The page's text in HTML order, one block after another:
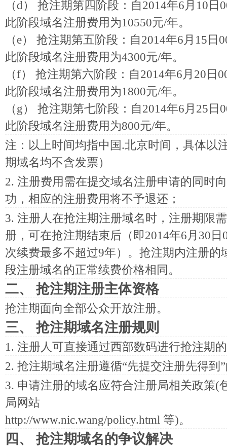
（d） 抢注期第四阶段：自2014年6月10
此阶段域名注册费用为10550元/年。
（e） 抢注期第五阶段：自2014年6月15日
此阶段域名注册费用为4300元/年。
（f） 抢注期第六阶段：自2014年6月20日
此阶段域名注册费用为1800元/年。
（g） 抢注期第七阶段：自2014年6月25
此阶段域名注册费用为800元/年。
注：以上时间均指中国.北京时间，具体以
期域名均不含发票）
2. 注册费用需在提交域名注册申请的同时
功，相应的注册费用将不予退还；
3. 注册人在抢注期注册域名时，注册期限
册，可在抢注期结束后（即2014年6月30
次续费最多不超过9年）。抢注期内注册
段注册域名的正常续费价格相同。
二、 抢注期注册主体资格
抢注期面向全部公众开放注册。
三、 抢注期域名注册规则
1. 注册人可直接通过西部数码进行抢注期
2. 抢注期域名注册遵循“先提交注册先得到
3. 申请注册的域名应符合注册局相关政策(
局网站
http://www.nic.wang/policy.html 等)。
四、 抢注期域名的争议解决